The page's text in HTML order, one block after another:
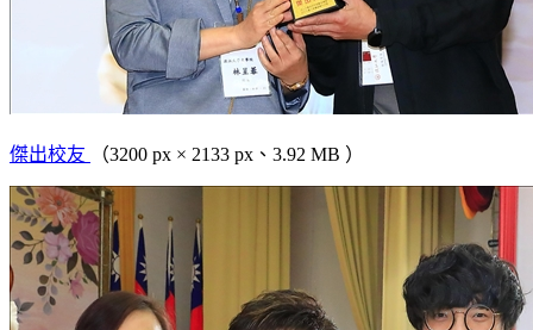
傑出校友 （3200 px × 2133 px、3.92 MB ）